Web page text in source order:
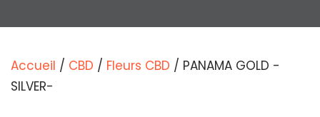
Accueil / CBD / Fleurs CBD / PANAMA GOLD -
SILVER-